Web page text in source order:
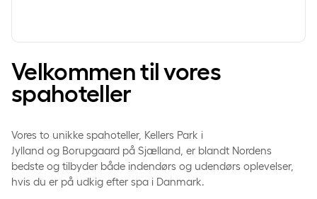
Velkommen til vores
spahoteller
Vores to unikke spahoteller, Kellers Park i
Jylland og Borupgaard på Sjælland, er blandt Nordens
bedste og tilbyder både indendørs og udendørs oplevelser,
hvis du er på udkig efter spa i Danmark.